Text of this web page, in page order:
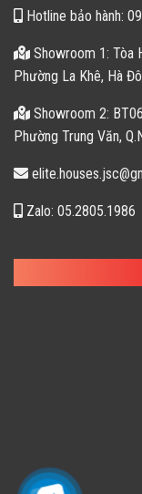
Hotline bảo hành:
Showroom 1: Tòa
Phường La Khê, Hà
Showroom 2:
Phường Trung Văn,
Zalo: 05.2805.1986